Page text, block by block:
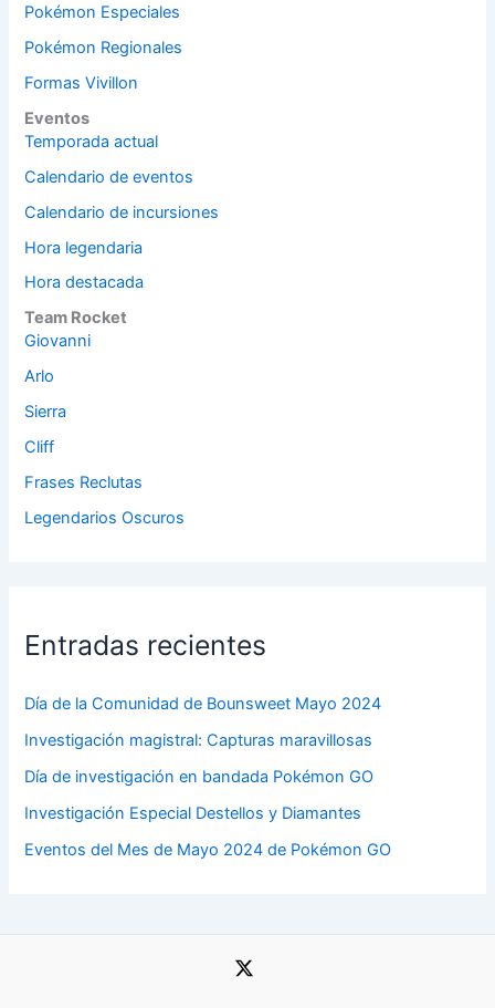
Pokémon Especiales
Pokémon Regionales
Formas Vivillon
Eventos
Temporada actual
Calendario de eventos
Calendario de incursiones
Hora legendaria
Hora destacada
Team Rocket
Giovanni
Arlo
Sierra
Cliff
Frases Reclutas
Legendarios Oscuros
Entradas recientes
Día de la Comunidad de Bounsweet Mayo 2024
Investigación magistral: Capturas maravillosas
Día de investigación en bandada Pokémon GO
Investigación Especial Destellos y Diamantes
Eventos del Mes de Mayo 2024 de Pokémon GO